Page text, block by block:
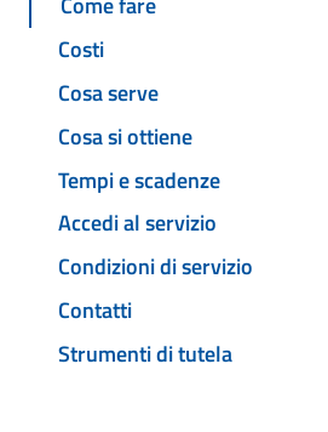
Costi
Cosa serve
Cosa si ottiene
Tempi e scadenze
Accedi al servizio
Condizioni di servizio
Contatti
Strumenti di tutela